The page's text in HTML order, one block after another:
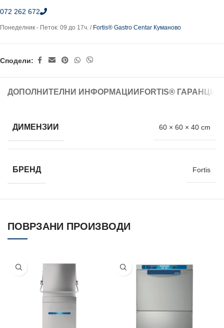
072 262 672
Понеделник - Петок: 09 до 17ч. / Fortis® Gastro Centar Куманово
Сподели:
ДОПОЛНИТЕЛНИ ИНФОРМАЦИИ FORTIS®
ДИМЕНЗИИ 60 × 60 × 40 cm
БРЕНД Fortis
ПОВРЗАНИ ПРОИЗВОДИ